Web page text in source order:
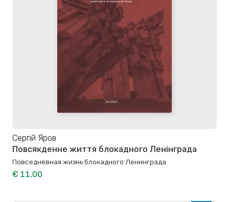
Сергій Яров
Повсякденне життя блокадного Ленінграда
Повседневная жизнь блокадного Ленинграда
€ 11,00